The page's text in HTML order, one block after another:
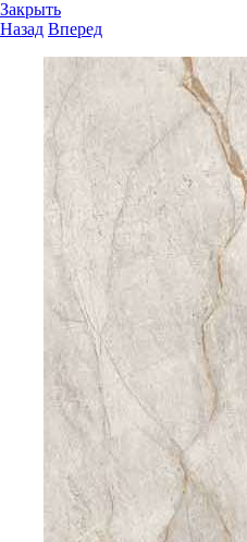
Закрыть
Назад Вперед